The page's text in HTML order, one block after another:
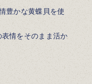
豊かな黄蝶貝を使
情をそのまま活か